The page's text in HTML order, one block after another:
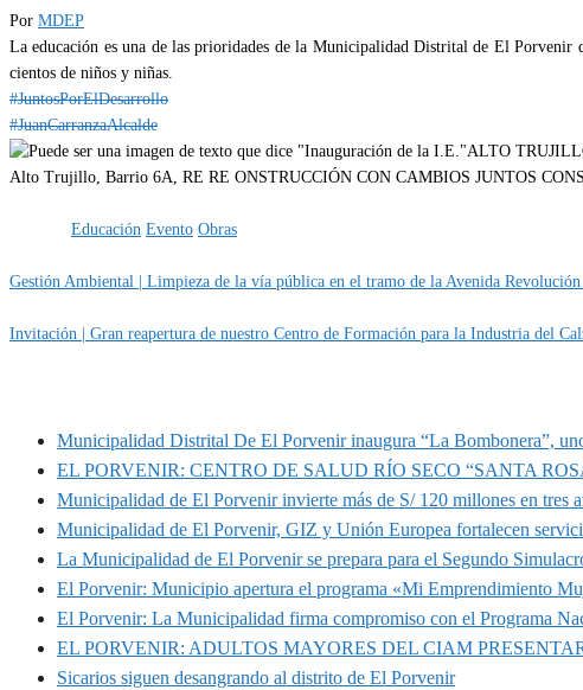
Por MDEP
La educación es una de las prioridades de la Municipalidad Distrital de El
cientos de niños y niñas.
#JuntosPorElDesarrollo
#JuanCarranzaAlcalde
Educación Evento Obras
Gestión Ambiental | Limpieza de la vía pública en el tramo de la Avenida
Invitación | Gran reapertura de nuestro Centro de Formación para la Industria del
Municipalidad Distrital De El Porvenir inaugura “La Bombonera”,
EL PORVENIR: CENTRO DE SALUD RÍO SECO “SANTA
Municipalidad de El Porvenir invierte más de S/ 120 millones en tres
Municipalidad de El Porvenir, GIZ y Unión Europea fortalecen
La Municipalidad de El Porvenir se prepara para el Segundo
El Porvenir: Municipio apertura el programa «Mi Emprendimiento
El Porvenir: La Municipalidad firma compromiso con el Programa
EL PORVENIR: ADULTOS MAYORES DEL CIAM
Sicarios siguen desangrando al distrito de El Porvenir